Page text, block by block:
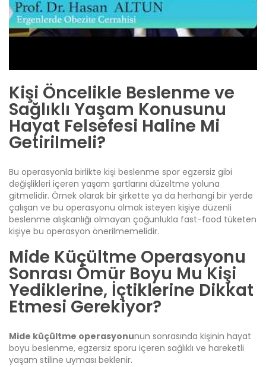
Kişi Öncelikle Beslenme ve
Sağlıklı Yaşam Konusunu
Hayat Felsefesi Haline Mi
Getirilmeli?
Bu operasyonla birlikte kişi beslenme spor egzersiz gibi
değişlikleri içeren yaşam şartlarını düzeltme yoluna
gitmelidir. Örnek olarak bir şirkette ya da herhangi bir yerde
çalışan ve bu operasyonu olmak isteyen kişiye düzenli
beslenme alışkanlığı olmayan çoğunlukla fast-food tüketen
kişiye bu operasyon önerilmemelidir.
Mide Küçültme Operasyonu
Sonrası Ömür Boyu Mu Kişi
Yediklerine, İçtiklerine Dikkat
Etmesi Gerekiyor?
Mide küçültme operasyonunun sonrasında kişinin hayat
boyu beslenme, egzersiz sporu içeren sağlıklı ve hareketli
yaşam stiline uyması beklenir.